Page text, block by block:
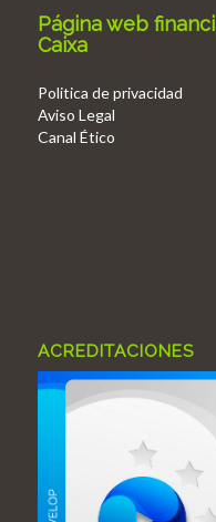
Página web
Caixa
Politica de privacidad
Aviso Legal
Canal Ético
ACREDITACIONES